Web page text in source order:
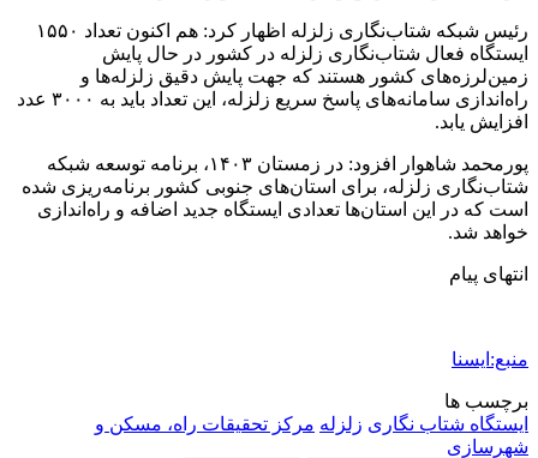
رئیس شبکه شتاب‌نگاری زلزله اظهار کرد: هم اکنون تعداد ۱۵۵۰
ایستگاه فعال شتاب‌نگاری زلزله در کشور در حال پایش
زمین‌لرزه‌های کشور هستند که جهت پایش دقیق زلزله‌ها و
راه‌اندازی سامانه‌های پاسخ سریع زلزله، این تعداد باید به ۳۰۰۰ عدد
افزایش یابد.
پورمحمد شاهوار افزود: در زمستان ۱۴۰۳، برنامه توسعه شبکه
شتاب‌نگاری زلزله، برای استان‌های جنوبی کشور برنامه‌ریزی شده
است که در این استان‌ها تعدادی ایستگاه جدید اضافه و راه‌اندازی
خواهد شد.
انتهای پیام
منبع:ایسنا
برچسب ها
ایستگاه شتاب نگاری زلزله مرکز تحقیقات راه، مسکن و
شهرسازی